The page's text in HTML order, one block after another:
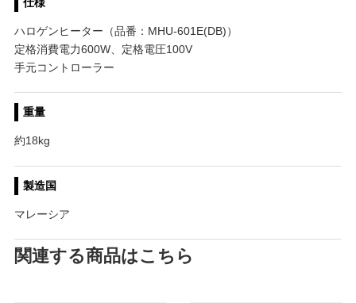
ハロゲンヒーター（品番：MHU-601E(DB)）
定格消費電力600W、定格電圧100V
手元コントローラー
重量
約18kg
製造国
マレーシア
関連する商品はこちら